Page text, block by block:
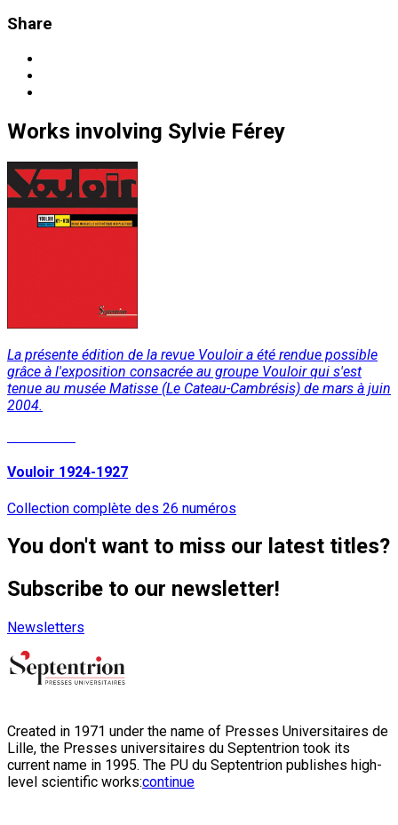
Share
Works involving Sylvie Férey
La présente édition de la revue Vouloir a été rendue possible
grâce à l'exposition consacrée au groupe Vouloir qui s'est
tenue au musée Matisse (Le Cateau-Cambrésis) de mars à juin
2004.
Vouloir 1924-1927
Collection complète des 26 numéros
You don't want to miss our latest titles?
Subscribe to our newsletter!
Newsletters
Created in 1971 under the name of Presses Universitaires de
Lille, the Presses universitaires du Septentrion took its
current name in 1995. The PU du Septentrion publishes high-
level scientific works:continue